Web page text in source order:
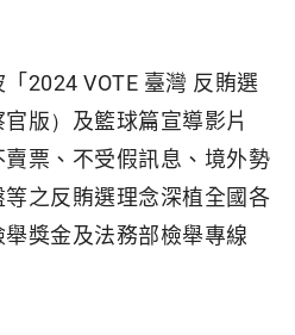
2024 VOTE 臺灣 反賄選
版）及籃球篇宣導影片
票、不受假訊息、境外勢
之反賄選理念深植全國各
獎金及法務部檢舉專線